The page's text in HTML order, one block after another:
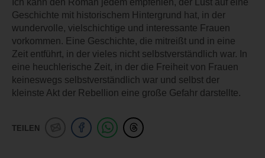
Geschichte mit historischem Hintergrund hat, in der
wundervolle, vielschichtige und interessante Frauen
vorkommen. Eine Geschichte, die mitreißt und in eine
Zeit entführt, in der vieles nicht selbstverständlich war. In
eine heuchlerische Zeit, in der die Freiheit von Frauen
keineswegs selbstverständlich war und selbst der
kleinste Akt der Rebellion eine große Gefahr darstellte.
TEILEN